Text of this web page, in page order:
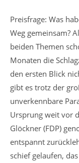
Preisfrage: Was
Weg gemeinsam?
beiden Themen
Monaten die
den ersten Blick
gibt es trotz der
unverkennbare
Ursprung weit vor
Glöckner (FDP)
entspannt
schief gelaufen,